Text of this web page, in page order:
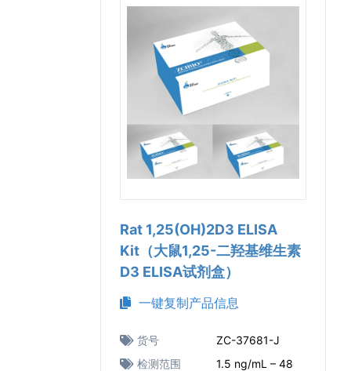
Rat 1,25(OH)2D3 ELISA
Kit（大鼠1,25-二羟基维生素
D3 ELISA试剂盒）
一键复制产品信息
货号
ZC-37681-J
检测范围
1.5 ng/mL – 48